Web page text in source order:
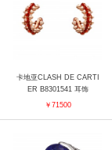
卡地亚CLASH DE CARTI
ER B8301541 耳饰
￥71500